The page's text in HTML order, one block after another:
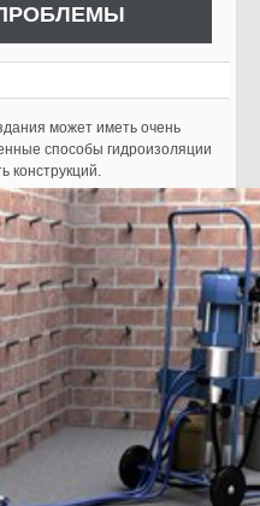
может иметь очень
способы гидроизоляции
конструкций.